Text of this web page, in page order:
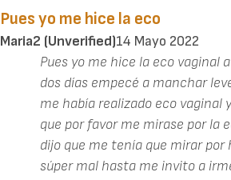
Pues yo me hice la eco
Maria2 (unverified)14 Mayo 2022
Pues yo me hice la eco vaginal
dos días empecé a manchar
me había realizado eco vaginal
que por favor me mirase por la
dijo que me tenía que mirar
súper mal hasta me invito a